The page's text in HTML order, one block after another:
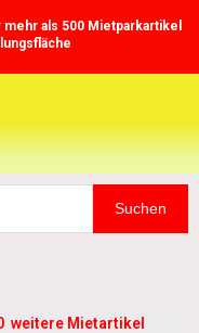
als 500 Mietparkartikel
Suchen
weitere Mietartikel